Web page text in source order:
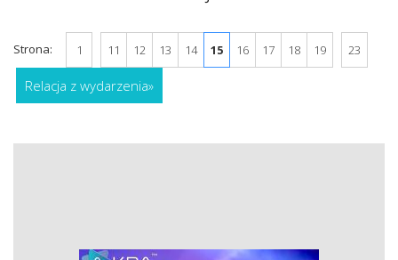
Strona: 1 11 12 13 14 15 16 17 18 19 23
Relacja z wydarzenia»